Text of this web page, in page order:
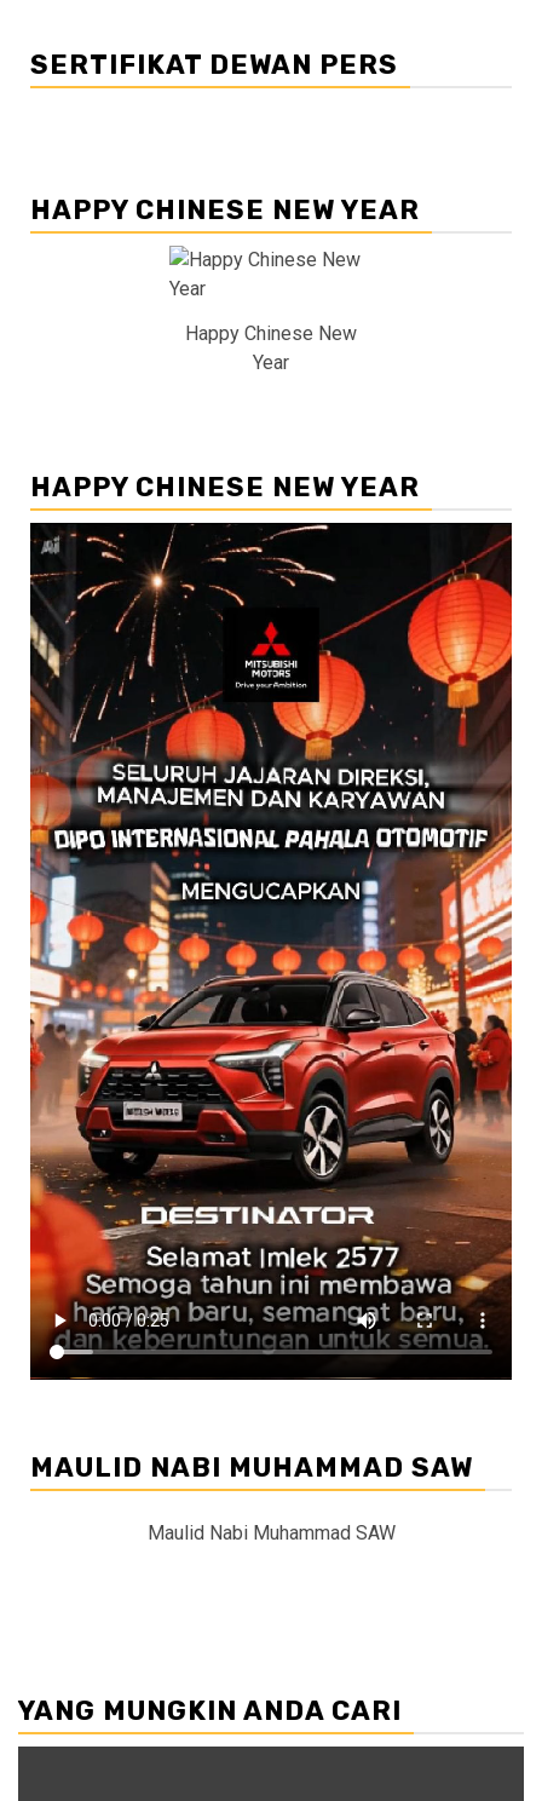
SERTIFIKAT DEWAN PERS
HAPPY CHINESE NEW YEAR
Happy Chinese New
Year
HAPPY CHINESE NEW YEAR
MAULID NABI MUHAMMAD SAW
Maulid Nabi Muhammad SAW
YANG MUNGKIN ANDA CARI